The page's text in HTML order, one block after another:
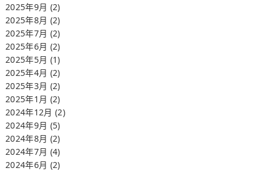
2025年9月 (2)
2025年8月 (2)
2025年7月 (2)
2025年6月 (2)
2025年5月 (1)
2025年4月 (2)
2025年3月 (2)
2025年1月 (2)
2024年12月(2)
2024年9月 (5)
2024年8月 (2)
2024年7月 (4)
2024年6月 (2)